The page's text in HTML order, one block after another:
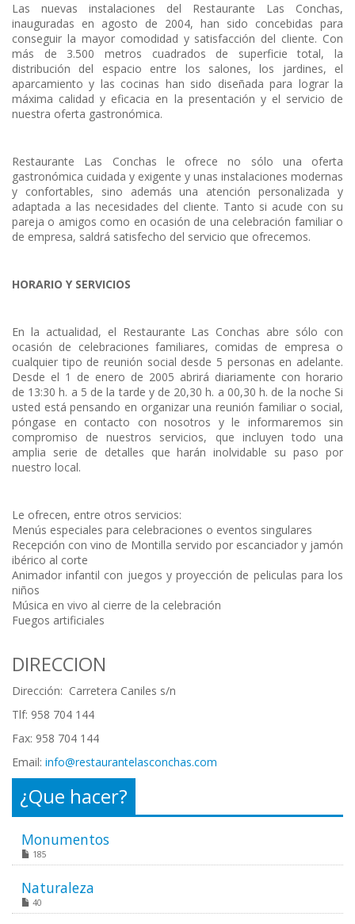
Las nuevas instalaciones del Restaurante Las Conchas,
inauguradas en agosto de 2004, han sido concebidas para
conseguir la mayor comodidad y satisfacción del cliente. Con
más de 3.500 metros cuadrados de superficie total, la
distribución del espacio entre los salones, los jardines, el
aparcamiento y las cocinas han sido diseñada para lograr la
máxima calidad y eficacia en la presentación y el servicio de
nuestra oferta gastronómica.
Restaurante Las Conchas le ofrece no sólo una oferta
gastronómica cuidada y exigente y unas instalaciones modernas
y confortables, sino además una atención personalizada y
adaptada a las necesidades del cliente. Tanto si acude con su
pareja o amigos como en ocasión de una celebración familiar o
de empresa, saldrá satisfecho del servicio que ofrecemos.
HORARIO Y SERVICIOS
En la actualidad, el Restaurante Las Conchas abre sólo con
ocasión de celebraciones familiares, comidas de empresa o
cualquier tipo de reunión social desde 5 personas en adelante.
Desde el 1 de enero de 2005 abrirá diariamente con horario
de 13:30 h. a 5 de la tarde y de 20,30 h. a 00,30 h. de la noche Si
usted está pensando en organizar una reunión familiar o social,
póngase en contacto con nosotros y le informaremos sin
compromiso de nuestros servicios, que incluyen todo una
amplia serie de detalles que harán inolvidable su paso por
nuestro local.
Le ofrecen, entre otros servicios:
Menús especiales para celebraciones o eventos singulares
Recepción con vino de Montilla servido por escanciador y jamón
ibérico al corte
Animador infantil con juegos y proyección de peliculas para los
niños
Música en vivo al cierre de la celebración
Fuegos artificiales
DIRECCION
Dirección: Carretera Caniles s/n
Tlf: 958 704 144
Fax: 958 704 144
Email: info@restaurantelasconchas.com
¿Que hacer?
Monumentos
185
Naturaleza
40